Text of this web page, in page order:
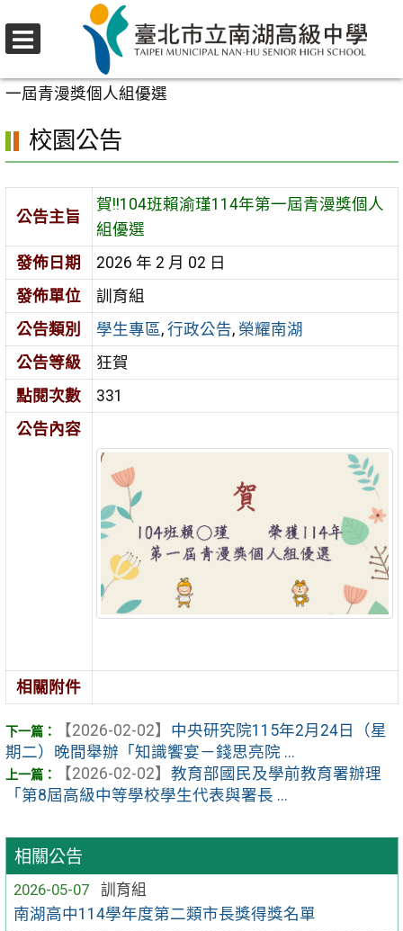
至
要
區
校園公告
一屆青漫獎個人組優選
相關公告
2026-05-07
訓育組
南湖高中114學年度第二類市長獎得獎名單
校園公告
公告主旨
賀!!104班賴渝瑾114年第一屆青漫獎個人
組優選
發佈日期
2026 年 2 月 02 日
發佈單位
訓育組
公告類別
學生專區, 行政公告, 榮耀南湖
公告等級
狂賀
點閱次數
331
公告內容
相關附件
【2026-02-02】 中央研究院115年2月24日（星
期二）晚間舉辦「知識饗宴－錢思亮院 ...
【2026-02-02】 教育部國民及學前教育署辦理
「第8屆高級中等學校學生代表與署長 ...
選
單